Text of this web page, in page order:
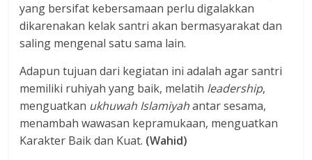
yang bersifat kebersamaan perlu digalakkan
dikarenakan kelak santri akan bermasyarakat dan
saling mengenal satu sama lain.
Adapun tujuan dari kegiatan ini adalah agar santri
memiliki ruhiyah yang baik, melatih leadership,
menguatkan ukhuwah Islamiyahantar sesama,
menambah wawasan kepramukaan, menguatkan
Karakter Baik dan Kuat. (Wahid)